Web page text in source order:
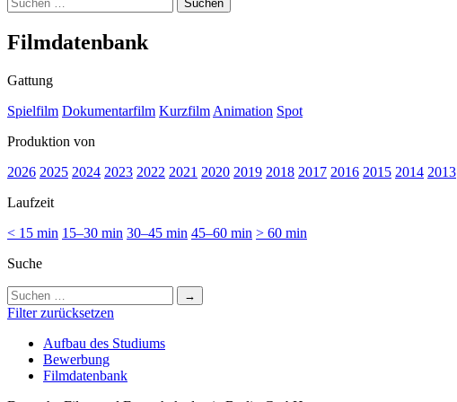
nach:
Film­da­ten­bank
Gattung
Spielfilm Dokumentarfilm Kurzfilm Animation Spot
Produktion von
2026 2025 2024 2023 2022 2021 2020 2019 2018 2017 2016 2015 2014 2013
Laufzeit
< 15 min 15–30 min 30–45 min 45–60 min > 60 min
Suche
Suchen
nach:
Filter zurücksetzen
Auf­bau des Stu­di­ums
Bewer­bung
Film­da­ten­bank